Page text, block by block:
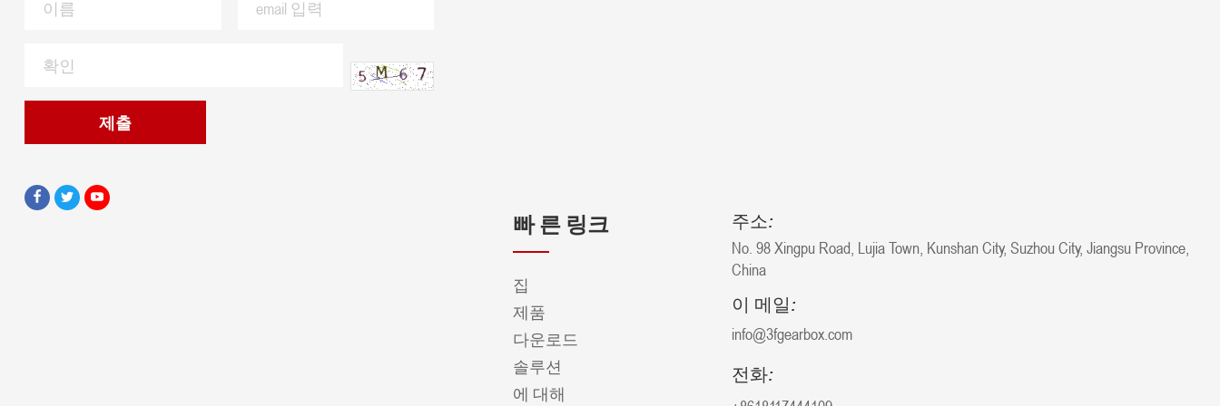
빠 른 링크
집
제품
다운로드
솔루션
에 대해
주소:
No. 98 Xingpu Road, Lujia Town, Kunshan City, Suzhou City, Jiangsu Province,
China
이 메일:
info@3fgearbox.com
전화: